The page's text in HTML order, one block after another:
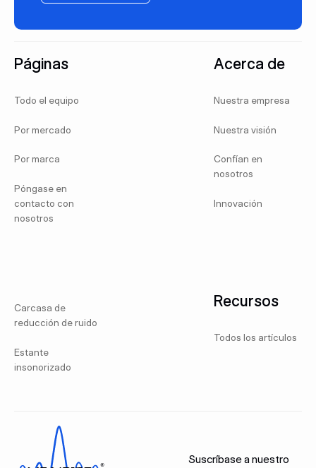
Páginas
Todo el equipo
Por mercado
Por marca
Póngase en
contacto con
nosotros
Carcasa de
reducción de ruido
Estante
insonorizado
Acerca de
Nuestra empresa
Nuestra visión
Confían en
nosotros
Innovación
Recursos
Todos los artículos
Suscríbase a nuestro